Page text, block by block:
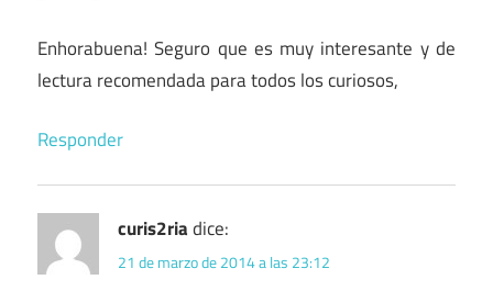
Enhorabuena! Seguro que es muy interesante y de
lectura recomendada para todos los curiosos,
Responder
curis2riadice:
21 de marzo de 2014 a las 23:12